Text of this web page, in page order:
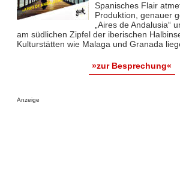
Spanisches Flair
Produktion, genauer
„Aires de Andalusia“
am südlichen Zipfel der iberischen
Kulturstätten wie Malaga und Granada
»zur Besprechung«
Anzeige